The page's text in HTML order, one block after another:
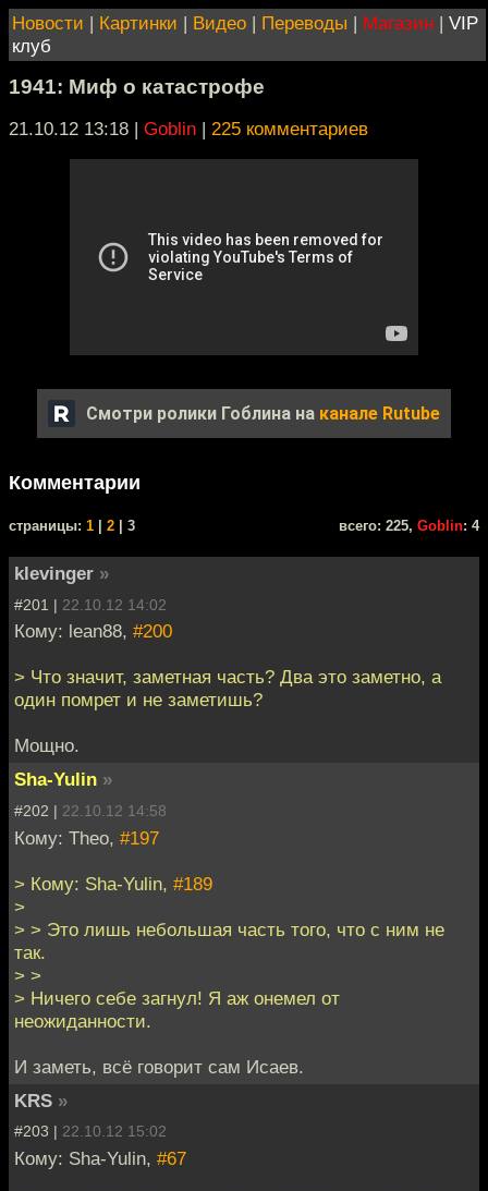
Новости | Картинки | Видео | Переводы | Магазин | VIP
клуб
1941: Миф о катастрофе
21.10.12 13:18 | Goblin | 225 комментариев
Смотри ролики Гоблина на канале Rutube
Комментарии
cтраницы: 1 2 | 3 всего: 225, Goblin: 4
klevinger »
#201 | 22.10.12 14:02
Кому: lean88, #200
> Что значит, заметная часть? Два это заметно, а
один помрет и не заметишь?
Мощно.
Sha-Yulin »
#202 | 22.10.12 14:58
Кому: Theo, #197
> Кому: Sha-Yulin, #189
>
> > Это лишь небольшая часть того, что с ним не
так.
> >
> Ничего себе загнул! Я аж онемел от
неожиданности.
И заметь, всё говорит сам Исаев.
KRS »
#203 | 22.10.12 15:02
Кому: Sha-Yulin, #67